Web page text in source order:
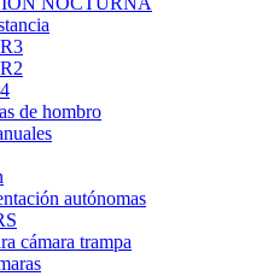
de hombro
autónomas
cámara trampa